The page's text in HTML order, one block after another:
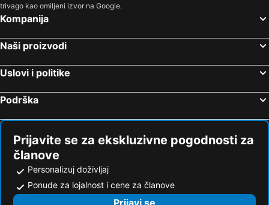
trivago kao omiljeni izvor na Google.
Kompanija
Naši proizvodi
Uslovi i politike
Podrška
Prijavite se za ekskluzivne pogodnosti za
članove
Personalizuj doživljaj
Ponude za lojalnost i cene za članove
Prijavi se